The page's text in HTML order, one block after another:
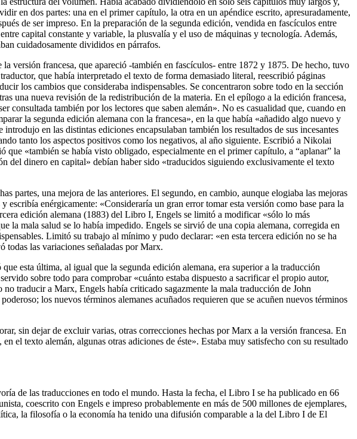
en dos partes: una en el primer capítulo, la otra en un apéndice escrito, apresuradamente,
de ser impreso. En la preparación de la segunda edición, vendida en fascículos entre
capital constante y variable, la plusvalía y el uso de máquinas y tecnología. Además,
cuidadosamente divididos en párrafos.
versión francesa, que apareció -también en fascículos- entre 1872 y 1875. De hecho, tuvo
que había interpretado el texto de forma demasiado literal, reescribió páginas
los cambios que consideraba indispensables. Se concentraron sobre todo en la sección
una nueva revisión de la redistribución de la materia. En el epílogo a la edición francesa,
también por los lectores que saben alemán». No es casualidad que, cuando en
la segunda edición alemana con la francesa», en la que había «añadido algo nuevo y
en las distintas ediciones encapsulaban también los resultados de sus incesantes
tanto los aspectos positivos como los negativos, al año siguiente. Escribió a Nikolai
«también se había visto obligado, especialmente en el primer capítulo, a “aplanar” la
del dinero en capital» debían haber sido «traducidos siguiendo exclusivamente el texto
partes, una mejora de las anteriores. El segundo, en cambio, aunque elogiaba las mejoras
enérgicamente: «Consideraría un gran error tomar esta versión como base para la
edición alemana (1883) del Libro I, Engels se limitó a modificar «sólo lo más
la mala salud se lo había impedido. Engels se sirvió de una copia alemana, corregida en
Limitó su trabajo al mínimo y pudo declarar: «en esta tercera edición no se ha
todas las variaciones señaladas por Marx.
esta última, al igual que la segunda edición alemana, era superior a la traducción
sobre todo para comprobar «cuánto estaba dispuesto a sacrificar el propio autor,
traducir a Marx, Engels había criticado sagazmente la mala traducción de John
los nuevos términos alemanes acuñados requieren que se acuñen nuevos términos
sin dejar de excluir varias, otras correcciones hechas por Marx a la versión francesa. En
el texto alemán, algunas otras adiciones de éste». Estaba muy satisfecho con su resultado
de las traducciones en todo el mundo. Hasta la fecha, el Libro I se ha publicado en 66
coescrito con Engels e impreso probablemente en más de 500 millones de ejemplares,
la filosofía o la economía ha tenido una difusión comparable a la del Libro I de El